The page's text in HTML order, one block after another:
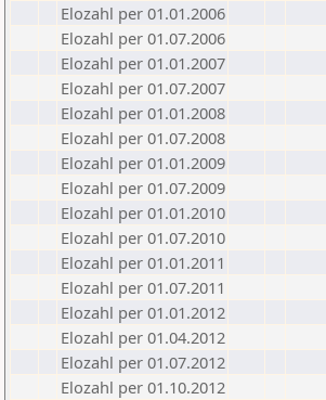
Elozahl per 01.01.2006
Elozahl per 01.07.2006
Elozahl per 01.01.2007
Elozahl per 01.07.2007
Elozahl per 01.01.2008
Elozahl per 01.07.2008
Elozahl per 01.01.2009
Elozahl per 01.07.2009
Elozahl per 01.01.2010
Elozahl per 01.07.2010
Elozahl per 01.01.2011
Elozahl per 01.07.2011
Elozahl per 01.01.2012
Elozahl per 01.04.2012
Elozahl per 01.07.2012
Elozahl per 01.10.2012